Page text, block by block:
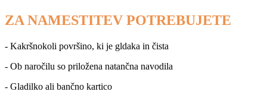
ZA NAMESTITEV POTREBUJETE
- Kakršnokoli površino, ki je gldaka in čista
- Ob naročilu so priložena natančna navodila
- Gladilko ali bančno kartico